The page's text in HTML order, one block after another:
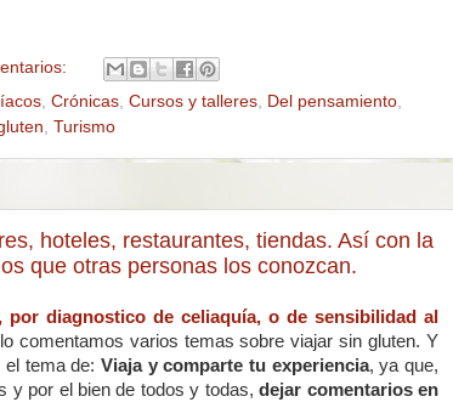
Crónicas Cursos y talleres Del pensamiento
Turismo
hoteles, restaurantes, tiendas. Así con la
que otras personas los conozcan.
por diagnostico de celiaquía, o de sensibilidad al
comentamos varios temas sobre viajar sin gluten. Y
tema de: Viaja y comparte tu experiencia, ya que,
y por el bien de todos y todas,dejar comentarios en